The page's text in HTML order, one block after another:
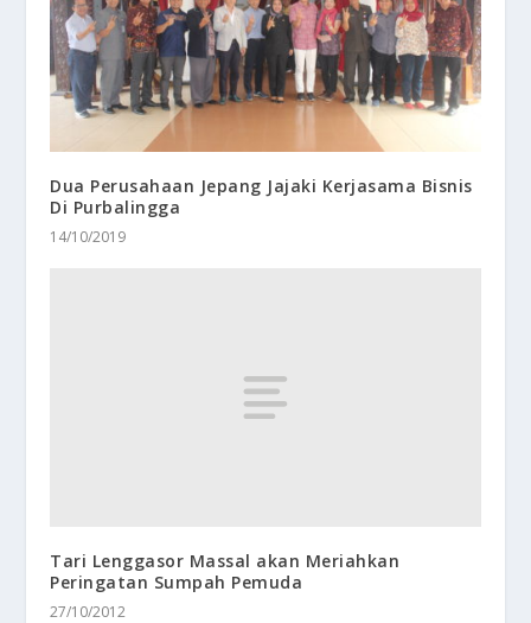
Dua Perusahaan Jepang Jajaki Kerjasama Bisnis
Di Purbalingga
14/10/2019
Tari Lenggasor Massal akan Meriahkan
Peringatan Sumpah Pemuda
27/10/2012